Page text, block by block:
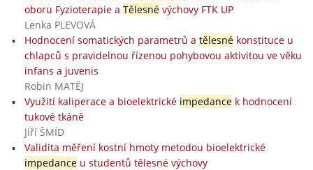
oboru Fyzioterapie a Tělesnévýchovy FTK UP
Lenka PLEVOVÁ
Hodnocení somatických parametrů a tělesnékonstituce u
chlapců s pravidelnou řízenou pohybovou aktivitou ve věku
infans a juvenis
Robin MATĚJ
Využití kaliperace a bioelektrické impedancek hodnocení
tukové tkáně
Jiří ŠMÍD
Validita měření kostní hmoty metodou bioelektrické
impedanceu studentů tělesné výchovy